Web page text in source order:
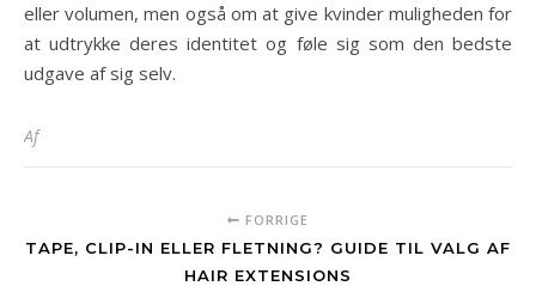
eller volumen, men også om at give kvinder muligheden for
at udtrykke deres identitet og føle sig som den bedste
udgave af sig selv.
Af
FORRIGE
TAPE, CLIP-IN ELLER FLETNING? GUIDE TIL VALG AF
HAIR EXTENSIONS